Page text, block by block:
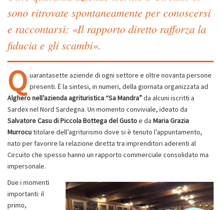
sono ritrovate spontaneamente per conoscersi
e raccontarsi: «Il rapporto diretto rafforza la
fiducia e gli scambi».
Q uarantasette aziende di ogni settore e oltre novanta persone
presenti. È la sintesi, in numeri, della giornata organizzata ad
Algheronell’azienda agrituristica “Sa Mandra”da alcuni iscritti a
Sardex nel Nord Sardegna. Un momento conviviale, ideato da
Salvatore Casu di Piccola Bottega del Gustoe da Maria Grazia
Murrocutitolare dell’agriturismo dove si è tenuto l’appuntamento,
nato per favorire la relazione diretta tra imprenditori aderenti al
Circuito che spesso hanno un rapporto commerciale consolidato ma
impersonale.
Due i momenti
importanti: il
primo,